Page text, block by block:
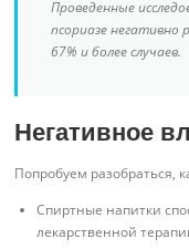
Проведенные
псориазе негативно
67% и более случаев.
Негативное
Попробуем разобраться,
Спиртные напитки
лекарственной